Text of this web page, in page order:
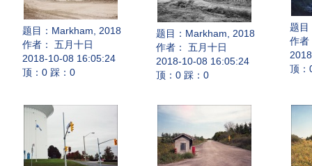
题目： Markham, 2018
作者： 五月十日
2018-10-08 16:05:24
顶：0 踩：0
题目： Markham, 2018
作者： 五月十日
2018-10-08 16:05:24
顶：0 踩：0
题目
作者
顶：